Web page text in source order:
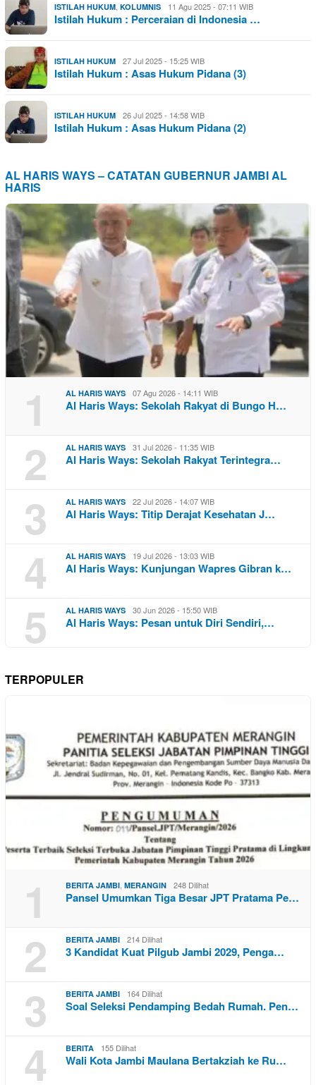
ISTILAH HUKUM, KOLUMNIS 11 Agu 2025 - 07:11 WIB
Istilah Hukum : Perceraian di Indonesia …
ISTILAH HUKUM 27 Jul 2025 - 15:25 WIB
Istilah Hukum : Asas Hukum Pidana (3)
ISTILAH HUKUM 26 Jul 2025 - 14:58 WIB
Istilah Hukum : Asas Hukum Pidana (2)
AL HARIS WAYS – CATATAN GUBERNUR JAMBI AL
HARIS
1 AL HARIS WAYS 07 Agu 2026 - 14:11 WIB
Al Haris Ways: Sekolah Rakyat di Bungo H…
2 AL HARIS WAYS 31 Jul 2026 - 11:35 WIB
Al Haris Ways: Sekolah Rakyat Terintegra…
3 AL HARIS WAYS 22 Jul 2026 - 14:07 WIB
Al Haris Ways: Titip Derajat Kesehatan J…
4 AL HARIS WAYS 19 Jul 2026 - 13:03 WIB
Al Haris Ways: Kunjungan Wapres Gibran k…
5 AL HARIS WAYS 30 Jun 2026 - 15:50 WIB
Al Haris Ways: Pesan untuk Diri Sendiri,…
TERPOPULER
1 BERITA JAMBI, MERANGIN 248 Dilihat
Pansel Umumkan Tiga Besar JPT Pratama Pe…
2 BERITA JAMBI 214 Dilihat
3 Kandidat Kuat Pilgub Jambi 2029, Penga…
3 BERITA JAMBI 164 Dilihat
Soal Seleksi Pendamping Bedah Rumah. Pen…
4 BERITA 155 Dilihat
Wali Kota Jambi Maulana Bertakziah ke Ru…